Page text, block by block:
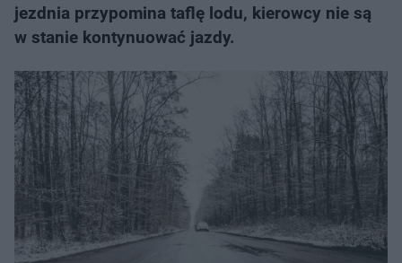
jezdnia przypomina taflę lodu, kierowcy nie są
w stanie kontynuować jazdy.